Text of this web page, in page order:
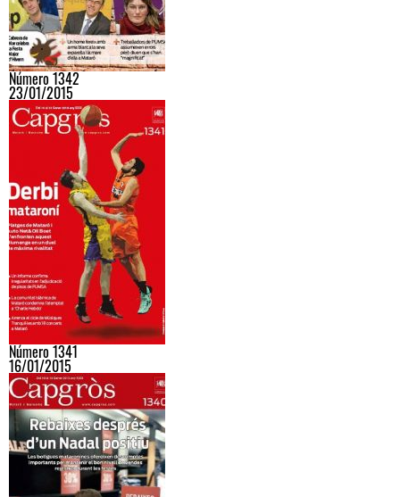
Número 1342
23/01/2015
Número 1341
16/01/2015